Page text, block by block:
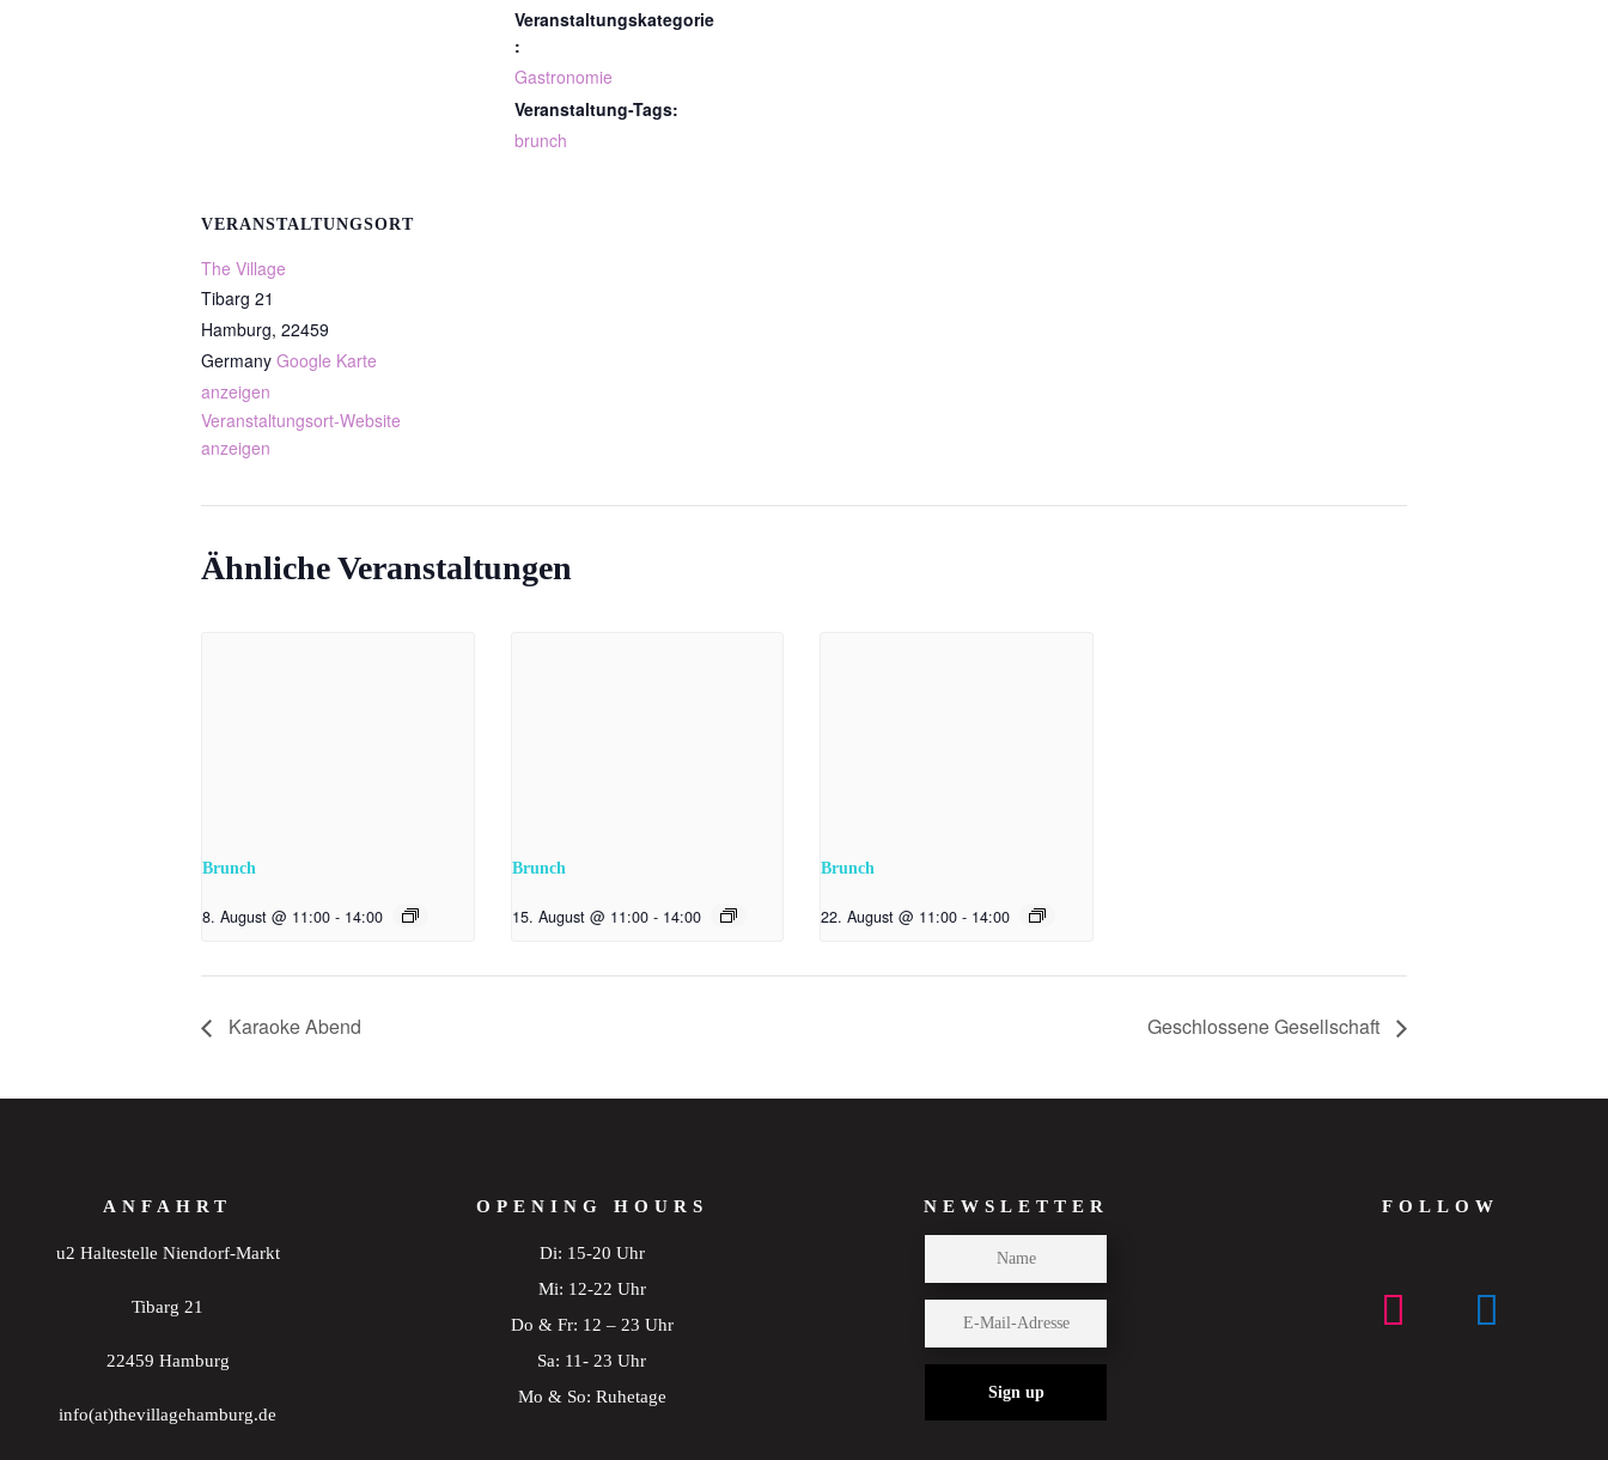
Veranstaltungskategorie
:
Gastronomie
Veranstaltung-Tags:
brunch
VERANSTALTUNGSORT
The Village
Tibarg 21
Hamburg, 22459
Germany Google Karte
anzeigen
Veranstaltungsort-Website
anzeigen
Ähnliche Veranstaltungen
Brunch
8. August @ 11:00 - 14:00
Brunch
15. August @ 11:00 - 14:00
Brunch
22. August @ 11:00 - 14:00
Karaoke Abend Geschlossene Gesellschaft
ANFAHRT
u2 Haltestelle Niendorf-Markt
Tibarg 21
22459 Hamburg
info(at)thevillagehamburg.de
OPENING HOURS
Di: 15-20 Uhr
Mi: 12-22 Uhr
Do & Fr: 12 – 23 Uhr
Sa: 11- 23 Uhr
Mo & So: Ruhetage
NEWSLETTER
Sign up
FOLLOW